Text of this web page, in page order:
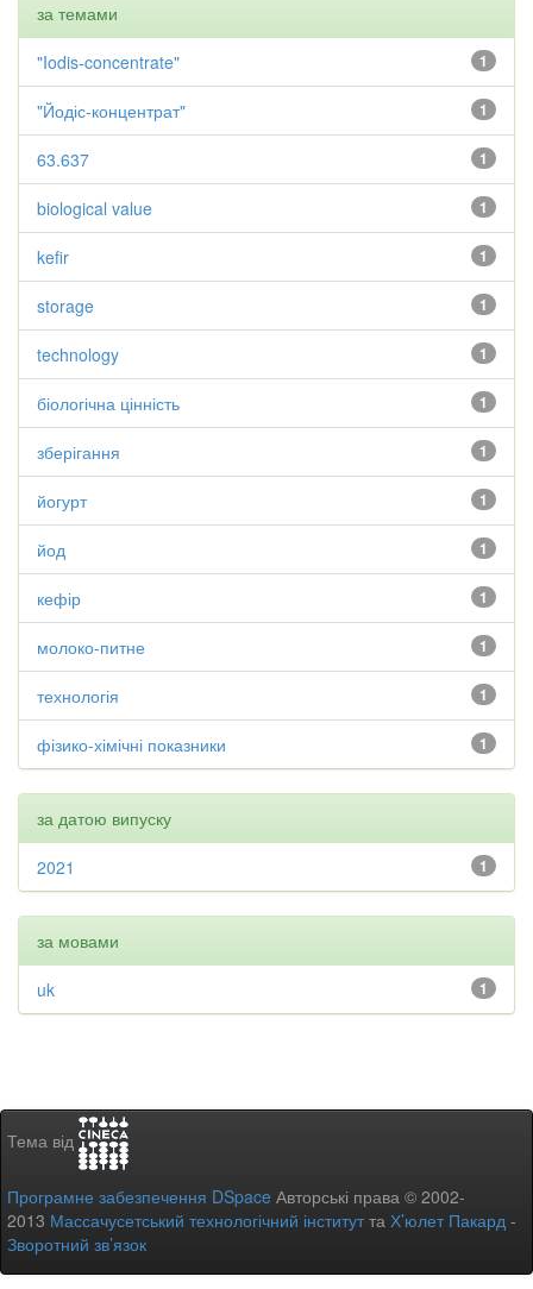
за темами
1
"Iodis-concentrate"
1
"Йодіс-концентрат"
1
63.637
1
biological value
1
kefir
1
storage
1
technology
1
біологічна цінність
1
зберігання
1
йогурт
1
йод
1
кефір
1
молоко-питне
1
технологія
1
фізико-хімічні показники
за датою випуску
1
2021
за мовами
1
uk
Тема від
Програмне забезпечення DSpace Авторські права © 2002-
2013 Массачусетський технологічний інститутта Х’юлет Пакард -
Зворотний зв’язок